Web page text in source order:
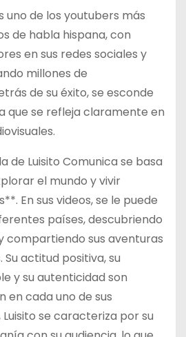
uno de los youtubers más
de habla hispana, con
en sus redes sociales y
millones de
de su éxito, se esconde
que se refleja claramente en
de Luisito Comunica se basa
el mundo y vivir
En sus videos, se le puede
países, descubriendo
compartiendo sus aventuras
Su actitud positiva, su
y su autenticidad son
en cada uno de sus
Luisito se caracteriza por su